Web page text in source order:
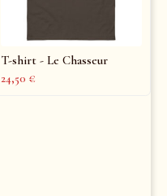
T-shirt - Le Chasseur
24,50 €